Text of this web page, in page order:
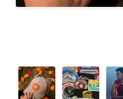
Gorras y Bufandas
Herramientas y